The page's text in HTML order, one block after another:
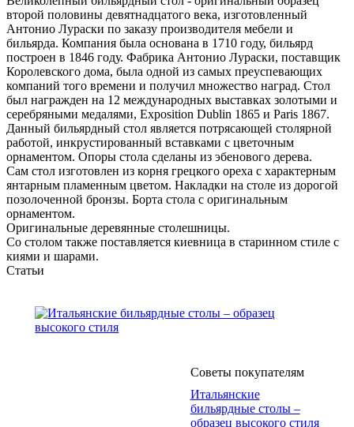
второй половины девятнадцатого века, изготовленный
Антонио Лураски по заказу производителя мебели и
бильярда. Компания была основана в 1710 году, бильярд
построен в 1846 году. Фабрика Антонио Лураски, поставщик
Королевского дома, была одной из самых преуспевающих
компаний того времени и получил множество наград. Стол
был награжден на 12 международных выставках золотыми и
серебряными медалями, Exposition Dublin 1865 и Paris 1867.
Данный бильярдный стол является потрясающей столярной
работой, инкрустированный вставками с цветочным
орнаментом. Опоры стола сделаны из эбенового дерева.
Сам стол изготовлен из корня грецкого ореха с характерным
янтарным пламенным цветом. Накладки на столе из дорогой
позолоченной бронзы. Борта стола с оригинальным
орнаментом.
Оригинальные деревянные столешницы.
Со столом также поставляется киевница в старинном стиле с
киями и шарами.
Статьи
Советы покупателям
Итальянские
бильярдные столы –
образец высокого стиля